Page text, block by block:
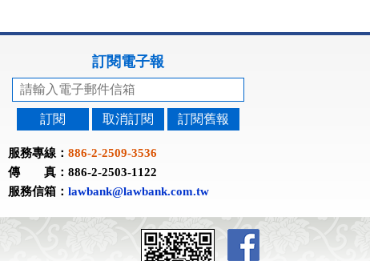
訂閱電子報
訂閱 取消訂閱 訂閱舊報
服務專線： 886-2-2509-3536
傳 真：886-2-2503-1122
服務信箱： lawbank@lawbank.com.tw